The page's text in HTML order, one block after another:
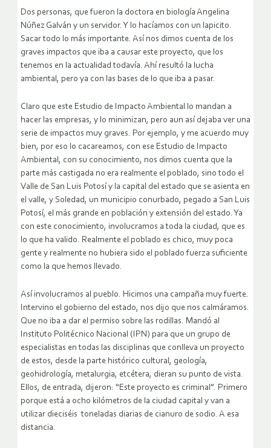
Dos personas, que fueron la doctora en biología Angelina
Núñez Galván y un servidor. Y lo hacíamos con un lapicito.
Sacar todo lo más importante. Así nos dimos cuenta de los
graves impactos que iba a causar este proyecto, que los
tenemos en la actualidad todavía. Ahí resultó la lucha
ambiental, pero ya con las bases de lo que iba a pasar.
Claro que este Estudio de Impacto Ambiental lo mandan a
hacer las empresas, y lo minimizan, pero aun así dejaba ver una
serie de impactos muy graves. Por ejemplo, y me acuerdo muy
bien, por eso lo cacareamos, con ese Estudio de Impacto
Ambiental, con su conocimiento, nos dimos cuenta que la
parte más castigada no era realmente el poblado, sino todo el
Valle de San Luis Potosí y la capital del estado que se asienta en
el valle, y Soledad, un municipio conurbado, pegado a San Luis
Potosí, el más grande en población y extensión del estado. Ya
con este conocimiento, involucramos a toda la ciudad, que es
lo que ha valido. Realmente el poblado es chico, muy poca
gente y realmente no hubiera sido el poblado fuerza suficiente
como la que hemos llevado.
Así involucramos al pueblo. Hicimos una campaña muy fuerte.
Intervino el gobierno del estado, nos dijo que nos calmáramos.
Que no iba a dar el permiso sobre las rodillas. Mandó al
Instituto Politécnico Nacional (IPN) para que un grupo de
especialistas en todas las disciplinas que conlleva un proyecto
de estos, desde la parte histórico cultural, geología,
geohidrología, metalurgia, etcétera, dieran su punto de vista.
Ellos, de entrada, dijeron: “Este proyecto es criminal”. Primero
porque está a ocho kilómetros de la ciudad capital y van a
utilizar dieciséis toneladas diarias de cianuro de sodio. A esa
distancia.